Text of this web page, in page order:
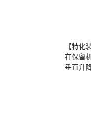
【特化
在保留
垂直升